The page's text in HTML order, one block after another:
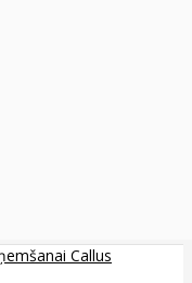
Callus